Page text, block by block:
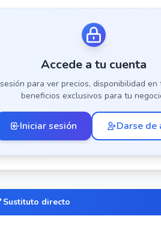
Accede a tu cuenta
para ver precios, disponibilidad en
beneficios exclusivos para tu
Iniciar sesión Darse de
Sustituto directo